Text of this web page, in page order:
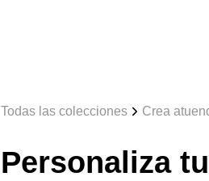
Todas las colecciones Crea
Personaliza